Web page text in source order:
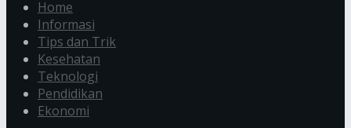
Home
Informasi
Tips dan Trik
Kesehatan
Teknologi
Pendidikan
Ekonomi